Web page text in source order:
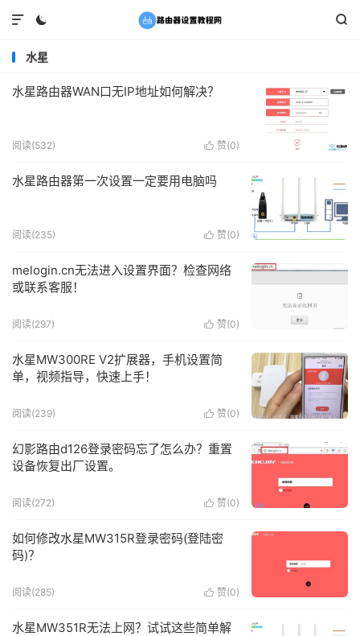
 

水星
水星路由器WAN口无IP地址如何解决？
 赞(0)
阅读(532)
水星路由器第一次设置一定要用电脑吗
 赞(0)
阅读(235)
melogin.cn无法进入设置界面？检查网络
或联系客服！
 赞(0)
阅读(297)
水星MW300RE V2扩展器，手机设置简
单，视频指导，快速上手！
 赞(0)
阅读(239)
幻影路由d126登录密码忘了怎么办？重置
设备恢复出厂设置。
 赞(0)
阅读(272)
如何修改水星MW315R登录密码(登陆密
码)？
 赞(0)
阅读(285)
水星MW351R无法上网？试试这些简单解